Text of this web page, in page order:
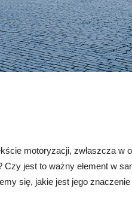
motoryzacji, zwłaszcza w
Czy jest to ważny element w
się, jakie jest jego znaczenie